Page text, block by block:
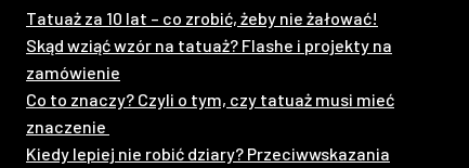
Tatuaż za 10 lat – co zrobić, żeby nie żałować!
Skąd wziąć wzór na tatuaż? Flashe i projekty na
zamówienie
Co to znaczy? Czyli o tym, czy tatuaż musi mieć
znaczenie
Kiedy lepiej nie robić dziary? Przeciwwskazania